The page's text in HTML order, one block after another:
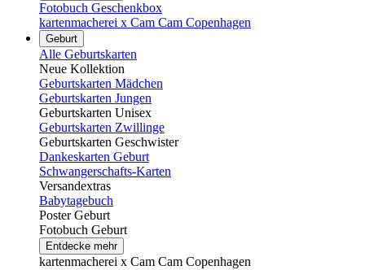
Fotobuch Geschenkbox
kartenmacherei x Cam Cam Copenhagen
Geburt
Alle Geburtskarten
Neue Kollektion
Geburtskarten Mädchen
Geburtskarten Jungen
Geburtskarten Unisex
Geburtskarten Zwillinge
Geburtskarten Geschwister
Dankeskarten Geburt
Schwangerschafts-Karten
Versandextras
Babytagebuch
Poster Geburt
Fotobuch Geburt
Entdecke mehr
kartenmacherei x Cam Cam Copenhagen